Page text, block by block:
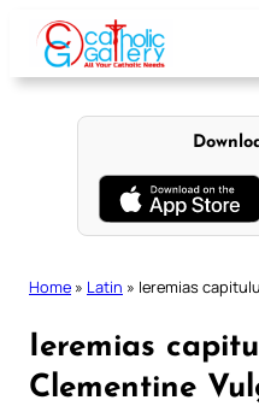
content
Home » Latin » Ieremias
Ieremias
Clementine